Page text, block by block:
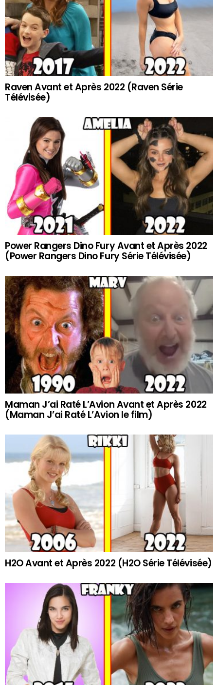
Raven Avant et Après 2022 (Raven Série
Télévisée)
Power Rangers Dino Fury Avant et Après 2022
(Power Rangers Dino Fury Série Télévisée)
Maman J’ai Raté L’Avion Avant et Après 2022
(Maman J’ai Raté L’Avion le film)
H2O Avant et Après 2022 (H2O Série Télévisée)